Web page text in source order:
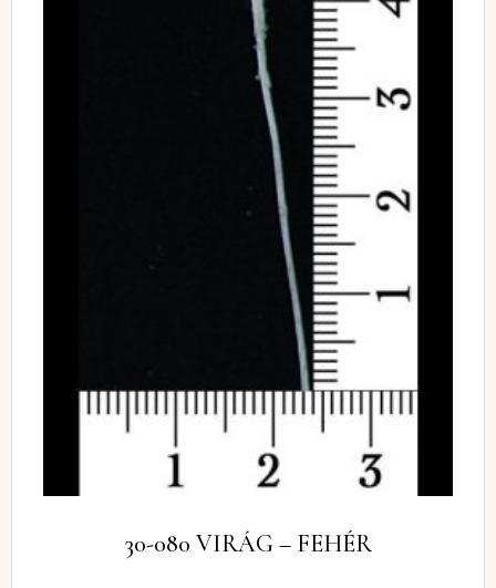
30-080 VIRÁG – FEHÉR